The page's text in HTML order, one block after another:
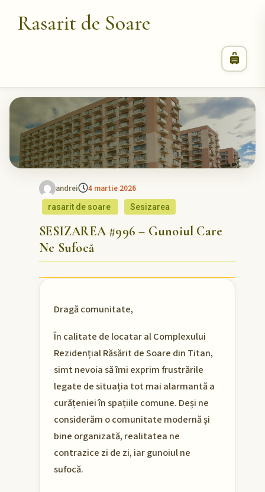
Rasarit de Soare
andrei 4 martie 2026
rasarit de soare Sesizarea
SESIZAREA #996 – Gunoiul Care
Ne Sufocă
Dragă comunitate,
În calitate de locatar al Complexului
Rezidențial Răsărit de Soare din Titan,
simt nevoia să îmi exprim frustrările
legate de situația tot mai alarmantă a
curățeniei în spațiile comune. Deși ne
considerăm o comunitate modernă și
bine organizată, realitatea ne
contrazice zi de zi, iar gunoiul ne
sufocă.